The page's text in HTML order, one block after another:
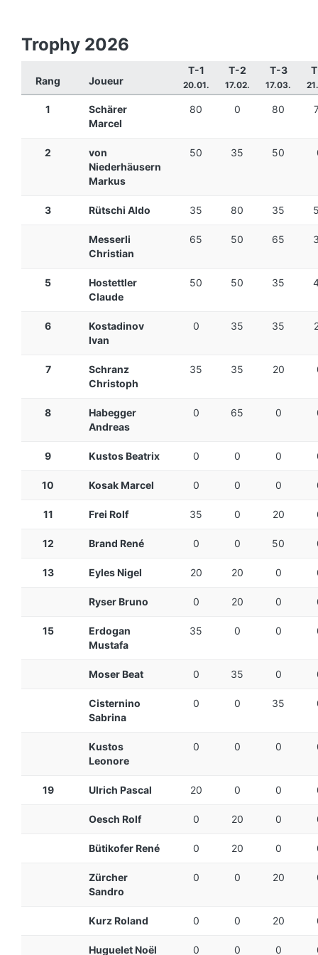
Trophy 2026
Rang Joueur
T-1
20.01.
T-2
17.02.
T-3
17.03.
1
Schärer
Marcel
80 0 80
2
von
Niederhäusern
Markus
50 35 50
3 Rütschi Aldo 35 80 35
Messerli
Christian
65 50 65
5
Hostettler
Claude
50 50 35
6
Kostadinov
Ivan
0 35 35
7
Schranz
Christoph
35 35 20
8
Habegger
Andreas
0 65 0
9 Kustos Beatrix 0 0 0
10 Kosak Marcel 0 0 0
11 Frei Rolf 35 0 20
12 Brand René 0 0 50
13 Eyles Nigel 20 20 0
Ryser Bruno 0 20 0
15
Erdogan
Mustafa
35 0 0
Moser Beat 0 35 0
Cisternino
Sabrina
0 0 35
Kustos
Leonore
0 0 0
19 Ulrich Pascal 20 0 0
Oesch Rolf 0 20 0
Bütikofer René 0 20 0
Zürcher
Sandro
0 0 20
Kurz Roland 0 0 20
Huguelet Noël 0 0 0